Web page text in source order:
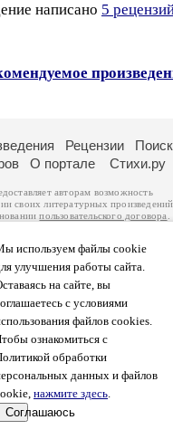
написано 5
используем файлы cookie
улучшения работы сайта.
на сайте, вы
с условиями
файлов cookies.
ознакомиться с
обработки
данных и файлов
нажмите здесь.
Соглашаюсь
Рецензии Поиск
О портале Стихи.ру
авторам возможность
своих литературных
пользовательского договора
произведения принадлежат авторам
. Перепечатка произведений
автора, к которому вы можете
странице. Ответственность за
несут самостоятельно на
изаконодательства
Политики обработки
более подробную
портала Проза.ру – порядка 100
в общей сумме просматривают
посещаемости, который
графе указано по две цифры:
посетителей.
авторам, 2000-2026. Портал